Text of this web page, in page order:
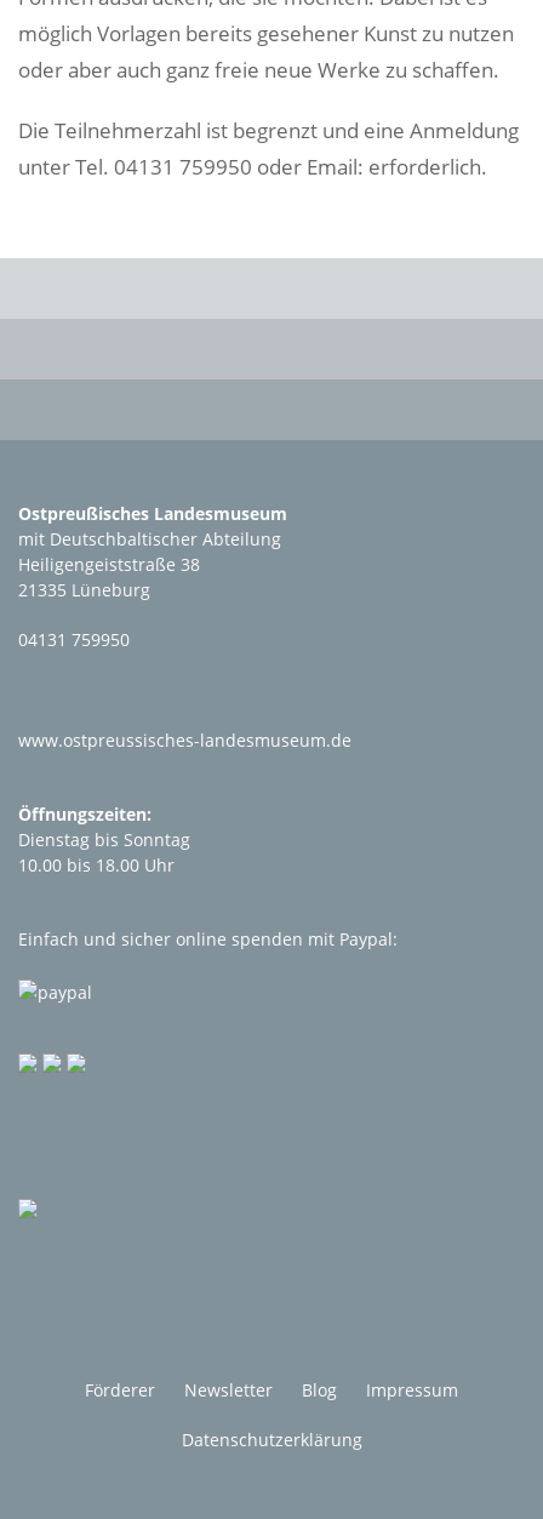
möglich Vorlagen bereits gesehener Kunst zu nutzen
oder aber auch ganz freie neue Werke zu schaffen.
Die Teilnehmerzahl ist begrenzt und eine Anmeldung
unter Tel. 04131 759950 oder Email: erforderlich.
Ostpreußisches Landesmuseum
mit Deutschbaltischer Abteilung
Heiligengeiststraße 38
21335 Lüneburg
04131 759950
www.ostpreussisches-landesmuseum.de
Öffnungszeiten:
Dienstag bis Sonntag
10.00 bis 18.00 Uhr
Einfach und sicher online spenden mit Paypal:
Förderer Newsletter Blog Impressum
Datenschutzerklärung